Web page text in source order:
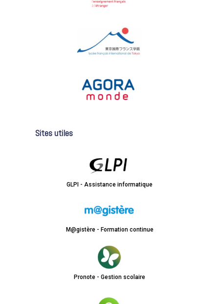
Sites utiles
GLPI - Assistance informatique
M@gistère - Formation continue
Pronote - Gestion scolaire